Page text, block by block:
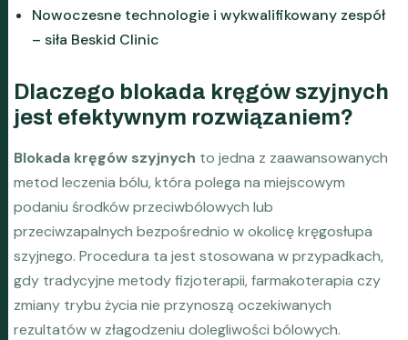
Nowoczesne technologie i wykwalifikowany zespół
– siła Beskid Clinic
Dlaczego blokada kręgów szyjnych
jest efektywnym rozwiązaniem?
Blokada kręgów szyjnych to jedna z zaawansowanych
metod leczenia bólu, która polega na miejscowym
podaniu środków przeciwbólowych lub
przeciwzapalnych bezpośrednio w okolicę kręgosłupa
szyjnego. Procedura ta jest stosowana w przypadkach,
gdy tradycyjne metody fizjoterapii, farmakoterapia czy
zmiany trybu życia nie przynoszą oczekiwanych
rezultatów w złagodzeniu dolegliwości bólowych.